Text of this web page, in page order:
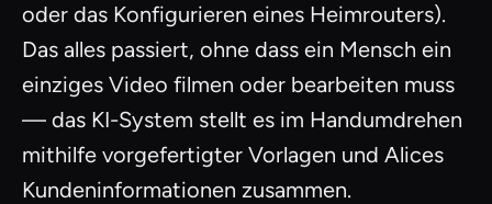
oder das Konfigurieren eines Heimrouters).
Das alles passiert, ohne dass ein Mensch ein
einziges Video filmen oder bearbeiten muss
— das KI-System stellt es im Handumdrehen
mithilfe vorgefertigter Vorlagen und Alices
Kundeninformationen zusammen.